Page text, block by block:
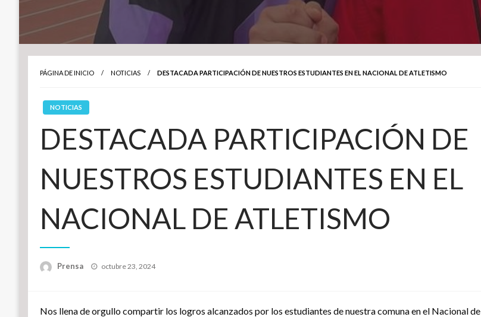
PÁGINA DE INICIO NOTICIAS DESTACADA PARTICIPACIÓN DE NUESTROS ESTUDIANTES EN EL NACIONAL DE ATLETISMO
NOTICIAS
DESTACADA PARTICIPACIÓN DE
NUESTROS ESTUDIANTES EN EL
NACIONAL DE ATLETISMO
Prensa
Publicado
octubre 23, 2024
Nos llena de orgullo compartir los logros alcanzados por los estudiantes de nuestra comuna en el Nacional de